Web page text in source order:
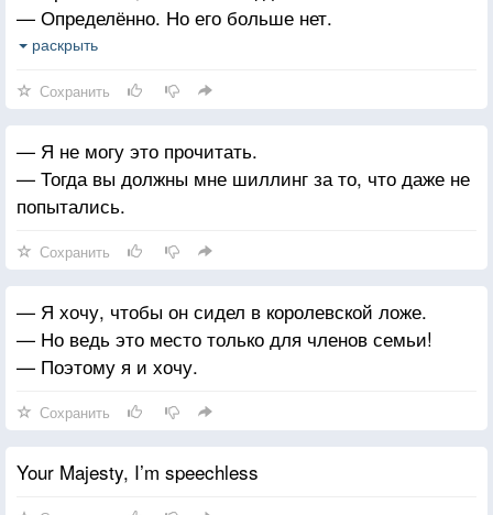
— Определённо. Но его больше нет.
— Он есть. Он изображен на шиллинге, который
— Хотя его легко отбросить. Не нужно носить его
в вашем кармане. Или вашего брата. Вы не должны
бояться вещей, которых боялись в пять лет. Вы
сами себе хозяин, Берти.
раскрыть
Сохранить
— Я не могу это прочитать.
— Тогда вы должны мне шиллинг за то, что даже не
попытались.
Сохранить
— Я хочу, чтобы он сидел в королевской ложе.
— Но ведь это место только для членов семьи!
— Поэтому я и хочу.
Сохранить
Your Majesty, I’m speechless